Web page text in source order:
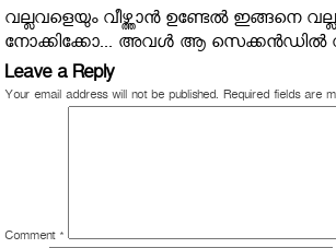
വല്ലവളെയും വീഴ്ത്താൻ ഉണ്ടേൽ ഇങ്ങനെ
നോക്കിക്കോ... അവൾ ആ സെക്കൻഡിൽ
Leave a Reply
Your email address will not be published. Required fields are
Comment *